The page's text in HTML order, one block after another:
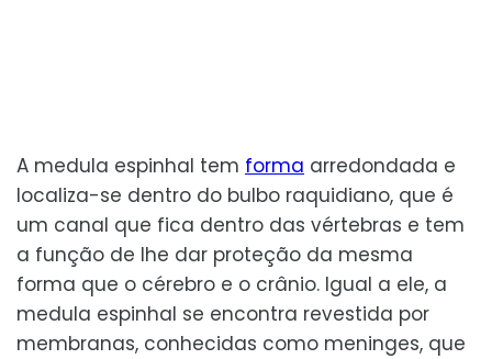
A medula espinhal tem forma arredondada e
localiza-se dentro do bulbo raquidiano, que é
um canal que fica dentro das vértebras e tem
a função de lhe dar proteção da mesma
forma que o cérebro e o crânio. Igual a ele, a
medula espinhal se encontra revestida por
membranas, conhecidas como meninges, que